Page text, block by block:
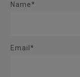
Name*
Email*